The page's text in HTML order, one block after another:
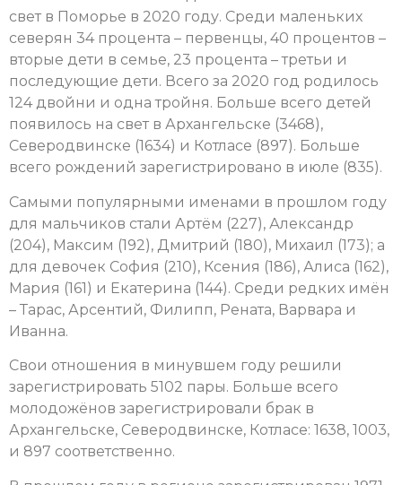
свет в Поморье в 2020 году. Среди маленьких
северян 34 процента – первенцы, 40 процентов –
вторые дети в семье, 23 процента – третьи и
последующие дети. Всего за 2020 год родилось
124 двойни и одна тройня. Больше всего детей
появилось на свет в Архангельске (3468),
Северодвинске (1634) и Котласе (897). Больше
всего рождений зарегистрировано в июле (835).
Самыми популярными именами в прошлом году
для мальчиков стали Артём (227), Александр
(204), Максим (192), Дмитрий (180), Михаил (173); а
для девочек София (210), Ксения (186), Алиса (162),
Мария (161) и Екатерина (144). Среди редких имён
– Тарас, Арсентий, Филипп, Рената, Варвара и
Иванна.
Свои отношения в минувшем году решили
зарегистрировать 5102 пары. Больше всего
молодожёнов зарегистрировали брак в
Архангельске, Северодвинске, Котласе: 1638, 1003,
и 897 соответственно.